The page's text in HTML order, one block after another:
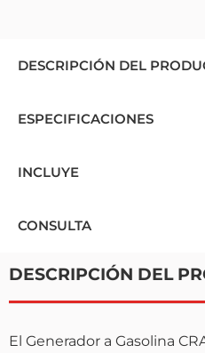
DESCRIPCIÓN DEL
ESPECIFICACIONES
INCLUYE
CONSULTA
DESCRIPCIÓN DEL
El Generador a Gasolina